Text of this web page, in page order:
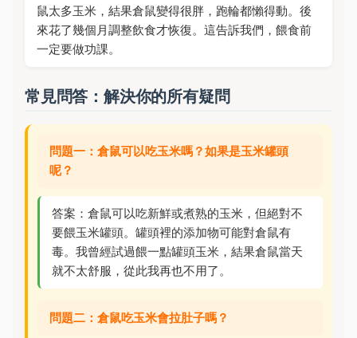
鼠太多玉米，結果倉鼠變得很胖，跑輪都懶得動。後
來花了幾個月調整飲食才恢復。這告訴我們，餵食前
一定要做功課。
常見問答：解決你的所有疑問
問題一：倉鼠可以吃玉米嗎？如果是玉米罐頭
呢？
答案：倉鼠可以吃新鮮或煮熟的玉米，但絕對不
要餵玉米罐頭。罐頭裡的添加物可能對倉鼠有
毒。我曾經試過餵一點罐頭玉米，結果倉鼠當天
就不太舒服，從此我再也不用了。
問題二：倉鼠吃玉米會拉肚子嗎？